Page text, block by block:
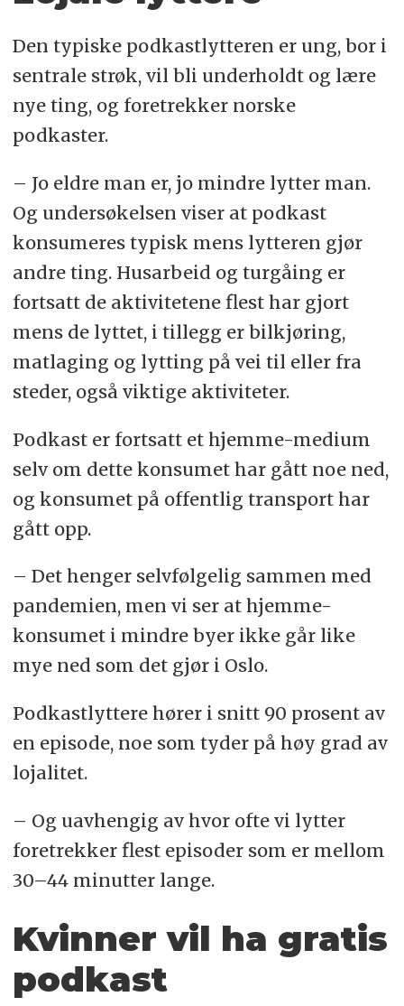
Den typiske podkastlytteren er ung, bor i
sentrale strøk, vil bli underholdt og lære
nye ting, og foretrekker norske
podkaster.
– Jo eldre man er, jo mindre lytter man.
Og undersøkelsen viser at podkast
konsumeres typisk mens lytteren gjør
andre ting. Husarbeid og turgåing er
fortsatt de aktivitetene flest har gjort
mens de lyttet, i tillegg er bilkjøring,
matlaging og lytting på vei til eller fra
steder, også viktige aktiviteter.
Podkast er fortsatt et hjemme-medium
selv om dette konsumet har gått noe ned,
og konsumet på offentlig transport har
gått opp.
– Det henger selvfølgelig sammen med
pandemien, men vi ser at hjemme-
konsumet i mindre byer ikke går like
mye ned som det gjør i Oslo.
Podkastlyttere hører i snitt 90 prosent av
en episode, noe som tyder på høy grad av
lojalitet.
– Og uavhengig av hvor ofte vi lytter
foretrekker flest episoder som er mellom
30–44 minutter lange.
Kvinner vil ha gratis
podkast